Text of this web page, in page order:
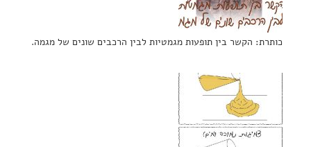
כותרת: הקשר בין תופעות מגמטיות לבין הרכבים שונים של מגמה.